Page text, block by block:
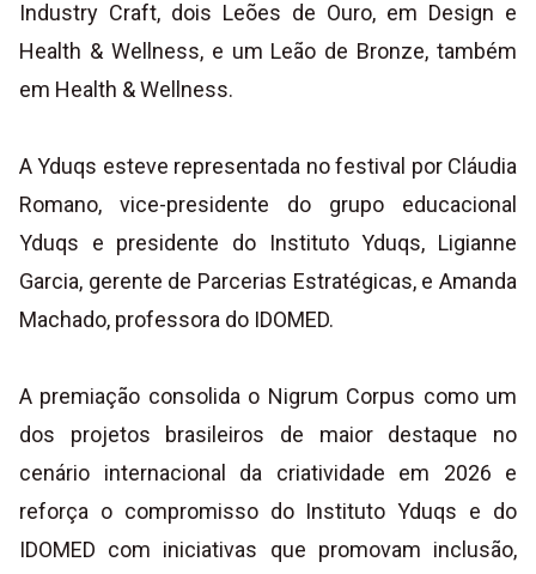
Industry Craft, dois Leões de Ouro, em Design e
Health & Wellness, e um Leão de Bronze, também
em Health & Wellness.
A Yduqs esteve representada no festival por Cláudia
Romano, vice-presidente do grupo educacional
Yduqs e presidente do Instituto Yduqs, Ligianne
Garcia, gerente de Parcerias Estratégicas, e Amanda
Machado, professora do IDOMED.
A premiação consolida o Nigrum Corpus como um
dos projetos brasileiros de maior destaque no
cenário internacional da criatividade em 2026 e
reforça o compromisso do Instituto Yduqs e do
IDOMED com iniciativas que promovam inclusão,